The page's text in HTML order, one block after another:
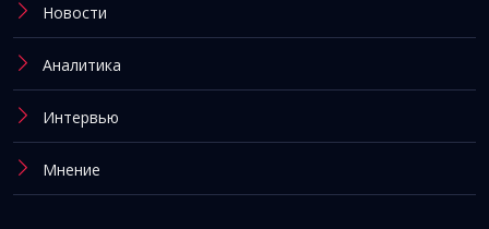
Новости
Аналитика
Интервью
Мнение